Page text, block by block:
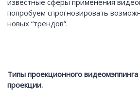
известные сферы применения
попробуем спрогнозировать
новых “трендов”.
Типы проекционного
проекции.